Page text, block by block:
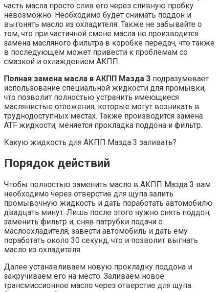
часть масла просто слив его через сливную пробку
невозможно. Необходимо будет снимать поддон и
выгонять масло из охладителя. Также не забывайте о
том, что при частичной смене масла не производится
замена масляного фильтра в коробке передач, что также
в последующем может привести к проблемам со
смазкой и охлаждением АКПП.
Полная замена масла в АКПП Мазда 3 подразумевает
использование специальной жидкости для промывки,
что позволит полностью устранить имеющиеся
маслянистые отложения, которые могут возникать в
труднодоступных местах. Также производится замена
ATF жидкости, меняется прокладка поддона и фильтр.
Какую жидкость для АКПП Мазда 3 заливать?
Порядок действий
Чтобы полностью заменить масло в АКПП Мазда 3 вам
необходимо через отверстие для щупа залить
промывочную жидкость и дать поработать автомобилю
двадцать минут. Лишь после этого нужно снять поддон,
заменить фильтр и, сняв патрубки подачи с
маслоохладителя, завести автомобиль и дать ему
поработать около 30 секунд, что и позволит выгнать
масло из охладителя.
Далее устанавливаем новую прокладку поддона и
закручиваем его на место. Заливаем новое
трансмиссионное масло через отверстие для щупа.